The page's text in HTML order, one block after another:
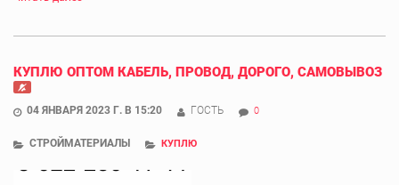
КУПЛЮ ОПТОМ КАБЕЛЬ, ПРОВОД, ДОРОГО, САМОВЫВОЗ
04 ЯНВАРЯ 2023 Г. В 15:20 ГОСТЬ 0
СТРОЙМАТЕРИАЛЫ КУПЛЮ